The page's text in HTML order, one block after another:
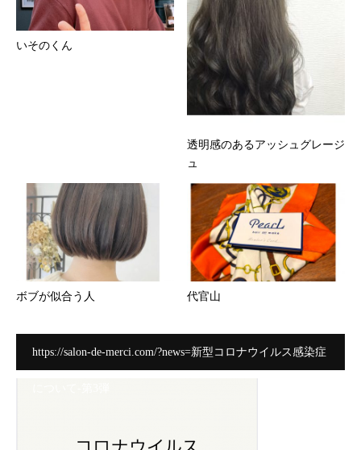
いそのくん
透明感のあるアッシュグレージ
ュ
ボブが似合う人 代官山
https://salon-de-merci.com/?news=新型コロナウイルス感染症